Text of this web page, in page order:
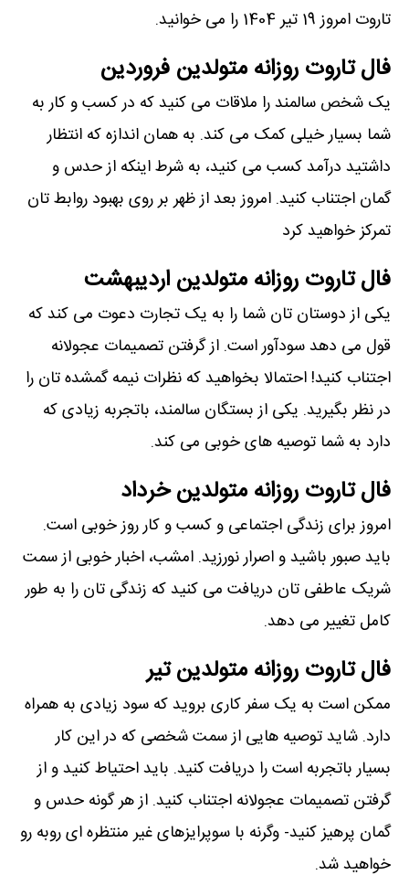
تاروت امروز 19 تیر 1404 را می خوانید.
فال تاروت روزانه متولدین فروردین
یک شخص سالمند را ملاقات می کنید که در کسب و کار به
شما بسیار خیلی کمک می کند. به همان اندازه که انتظار
داشتید درآمد کسب می کنید، به شرط اینکه از حدس و
گمان اجتناب کنید. امروز بعد از ظهر بر روی بهبود روابط تان
تمرکز خواهید کرد
فال تاروت روزانه متولدین اردیبهشت
یکی از دوستان تان شما را به یک تجارت دعوت می کند که
قول می دهد سودآور است. از گرفتن تصمیمات عجولانه
اجتناب کنید! احتمالا بخواهید که نظرات نیمه گمشده تان را
در نظر بگیرید. یکی از بستگان سالمند، باتجربه زیادی که
دارد به شما توصیه های خوبی می کند.
فال تاروت روزانه متولدین خرداد
امروز برای زندگی اجتماعی و کسب و کار روز خوبی است.
باید صبور باشید و اصرار نورزید. امشب، اخبار خوبی از سمت
شریک عاطفی تان دریافت می کنید که زندگی تان را به طور
کامل تغییر می دهد.
فال تاروت روزانه متولدین تیر
ممکن است به یک سفر کاری بروید که سود زیادی به همراه
دارد. شاید توصیه هایی از سمت شخصی که در این کار
بسیار باتجربه است را دریافت کنید. باید احتیاط کنید و از
گرفتن تصمیمات عجولانه اجتناب کنید. از هر گونه حدس و
گمان پرهیز کنید- وگرنه با سوپرایزهای غیر منتظره ای روبه رو
خواهید شد.